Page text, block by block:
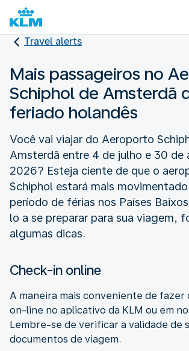
Travel alerts
Mais passageiros no
Schiphol de Amsterdã
feriado holandês
Você vai viajar do Aeroporto
Amsterdã entre 4 de julho e 30 de
2026? Esteja ciente de que o
Schiphol estará mais
período de férias nos Países
lo a se preparar para sua viagem,
algumas dicas.
Check-in online
A maneira mais conveniente de fazer
on-line no aplicativo da KLM ou em
Lembre-se de verificar a validade de
documentos de viagem.